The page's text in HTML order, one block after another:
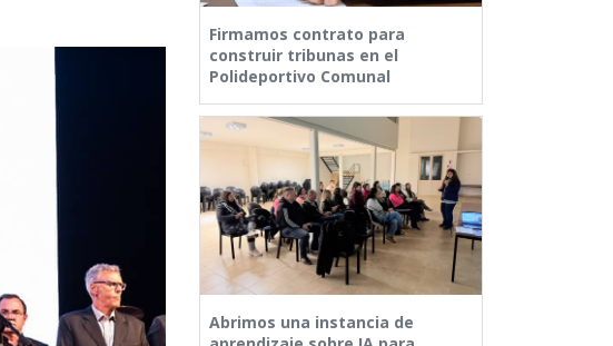
Firmamos contrato para
construir tribunas en el
Polideportivo Comunal
Abrimos una instancia de